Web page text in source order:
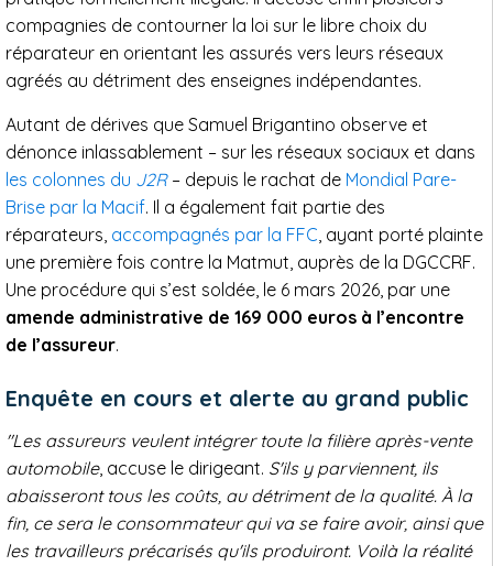
compagnies de contourner la loi sur le libre choix du
réparateur en orientant les assurés vers leurs réseaux
agréés au détriment des enseignes indépendantes.
Autant de dérives que Samuel Brigantino observe et
dénonce inlassablement – sur les réseaux sociaux et dans
les colonnes du J2R– depuis le rachat de Mondial Pare-
Brise par la Macif. Il a également fait partie des
réparateurs, accompagnés par la FFC, ayant porté plainte
une première fois contre la Matmut, auprès de la DGCCRF.
Une procédure qui s’est soldée, le 6 mars 2026, par une
amende administrative de 169 000 euros à l’encontre
de l’assureur.
Enquête en cours et alerte au grand public
"Les assureurs veulent intégrer toute la filière après-vente
automobile, accuse le dirigeant. S'ils y parviennent, ils
abaisseront tous les coûts, au détriment de la qualité. À la
fin, ce sera le consommateur qui va se faire avoir, ainsi que
les travailleurs précarisés qu'ils produiront. Voilà la réalité